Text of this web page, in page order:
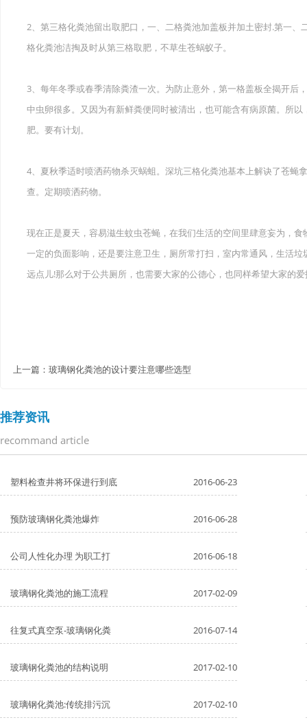
2、第三格化粪池留出取肥口，一、二格粪池加盖板并加土密封.第一
格化粪池洁掏及时从第三格取肥，不草生苍蜗蚁子。
3、每年冬季或春季清除粪渣一次。为防止意外，第一格盖板全揭开后
中虫卵很多。又因为有新鲜粪便同时被清出，也可能含有病原菌。所
肥。要有计划。
4、夏秋季适时喷洒药物杀灭蜗蛆。深坑三格化粪池基本上解诀了苍蝇
查。定期喷洒药物。
现在正是夏天，容易滋生蚊虫苍蝇，在我们生活的空间里肆意妄为，
一定的负面影响，还是要注意卫生，厕所常打扫，室内常通风，生活
远点儿!那么对于公共厕所，也需要大家的公德心，也同样希望大家的
上一篇： 玻璃钢化粪池的设计要注意哪些选型
推荐资讯
recommand article
塑料检查井将环保进行到底 2016-06-23
预防玻璃钢化粪池爆炸 2016-06-28
公司人性化办理 为职工打 2016-06-18
玻璃钢化粪池的施工流程 2017-02-09
往复式真空泵-玻璃钢化粪 2016-07-14
玻璃钢化粪池的结构说明 2017-02-10
玻璃钢化粪池:传统排污沉 2017-02-10